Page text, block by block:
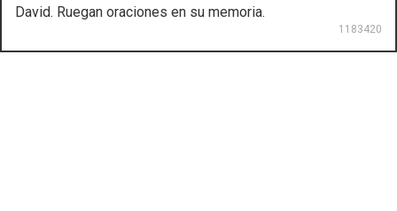
David. Ruegan oraciones en su memoria.
1183420